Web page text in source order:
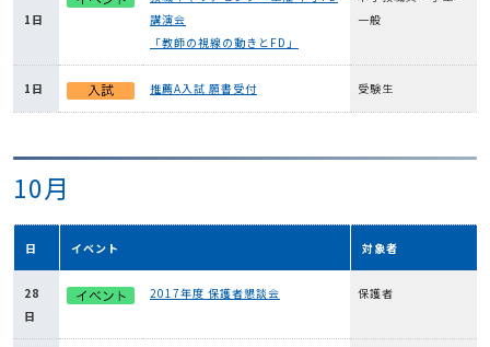
1日
講演会
「教師の視線の動きとFD」
一般
1日 推薦A入試 願書受付 受験生
10月
日 イベント 対象者
28
日
2017年度 保護者懇談会 保護者